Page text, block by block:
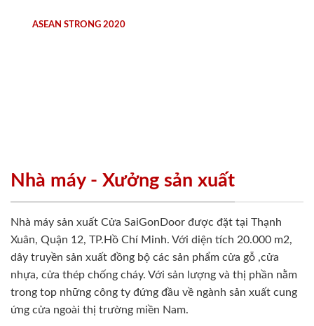
ASEAN STRONG 2020
Nhà máy - Xưởng sản xuất
Nhà máy sản xuất Cửa SaiGonDoor được đặt tại Thạnh
Xuân, Quận 12, TP.Hồ Chí Minh. Với diện tích 20.000 m2,
dây truyền sản xuất đồng bộ các sản phẩm cửa gỗ ,cửa
nhựa, cửa thép chống cháy. Với sản lượng và thị phần nằm
trong top những công ty đứng đầu về ngành sản xuất cung
ứng cửa ngoài thị trường miền Nam.